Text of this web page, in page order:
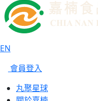
EN
會員登入
丸聚星球